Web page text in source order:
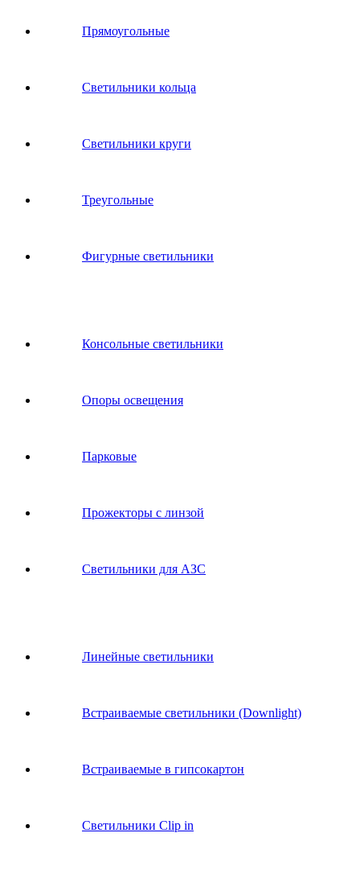
Прямоугольные
Светильники кольца
Светильники круги
Треугольные
Фигурные светильники
Консольные светильники
Опоры освещения
Парковые
Прожекторы с линзой
Светильники для АЗС
Линейные светильники
Встраиваемые светильники (Downlight)
Встраиваемые в гипсокартон
Светильники Clip in